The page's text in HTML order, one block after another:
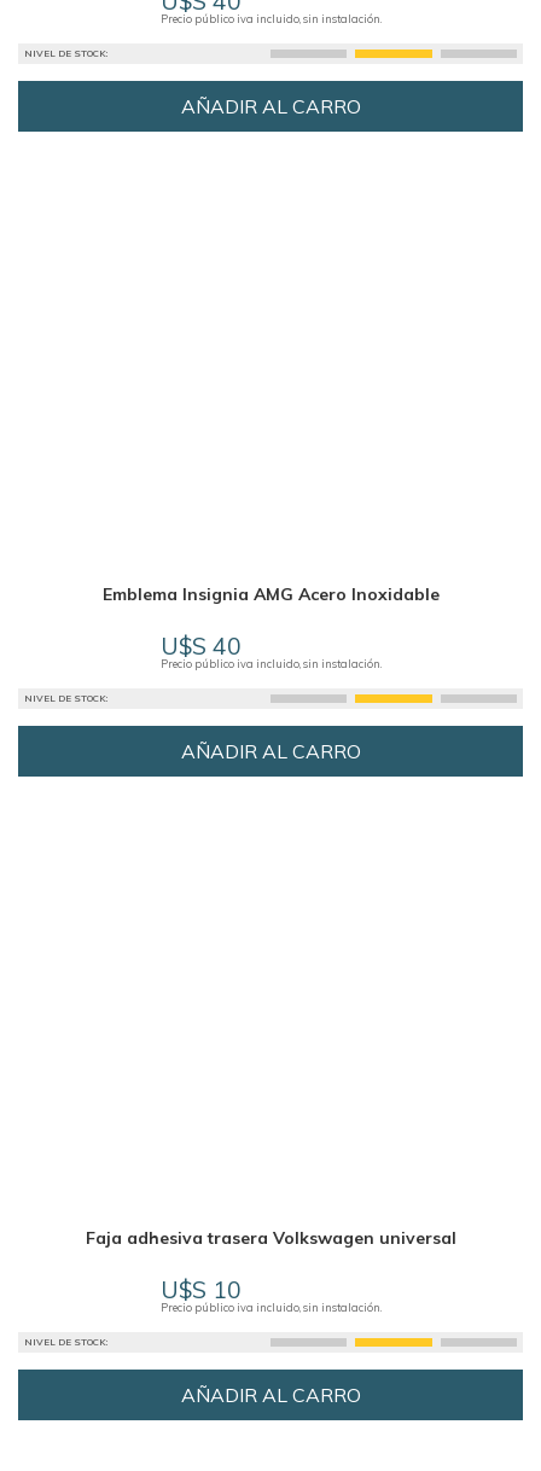
Precio público iva incluido, sin instalación.
NIVEL DE STOCK:
AÑADIR AL CARRO
Emblema Insignia AMG Acero Inoxidable
U$S 40
Precio público iva incluido, sin instalación.
NIVEL DE STOCK:
AÑADIR AL CARRO
Faja adhesiva trasera Volkswagen universal
U$S 10
Precio público iva incluido, sin instalación.
NIVEL DE STOCK:
AÑADIR AL CARRO